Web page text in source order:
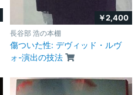
￥2,400
長谷部 浩の本棚
傷ついた性: デヴィッド・ルヴ
ォ-演出の技法